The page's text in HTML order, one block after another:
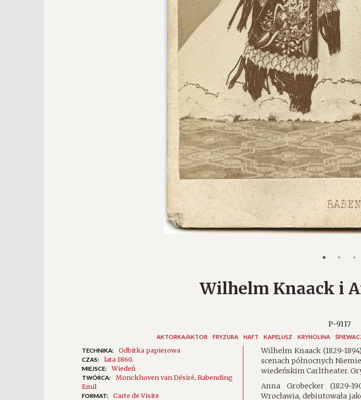
Wilhelm Knaack i
P-9117
AKTORKA/AKTOR FRYZURA HAFT KAPELUSZ KRYNOLINA
TECHNIKA: Odbitka papierowa
CZAS: lata 1860.
MIEJSCE: Wiedeń
TWÓRCA: Monckhoven van Désiré Rabending
Emil
FORMAT: Carte de Visite
Wilhelm Knaack (1829-
scenach północnych
wiedeńskim Carltheater.
Anna Grobecker (1829-
Wrocławia, debiutowała